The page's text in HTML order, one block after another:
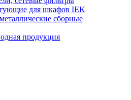
для шкафов IEK
сборные
продукция